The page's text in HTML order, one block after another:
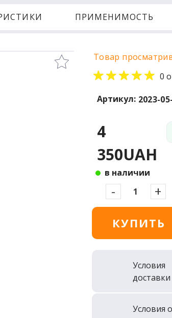
ПРИМЕНИМОСТЬ
Товар
0
Артикул: 2023-
4
350UAH
в наличии
- +
КУПИТЬ
Условия
доставки
Условия